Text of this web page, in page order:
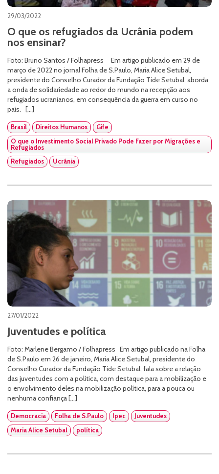
29/03/2022
O que os refugiados da Ucrânia podem
nos ensinar?
Foto: Bruno Santos / Folhapress Em artigo publicado em 29 de
março de 2022 no jornal Folha de S.Paulo, Maria Alice Setubal,
presidente do Conselho Curador da Fundação Tide Setubal, aborda
a onda de solidariedade ao redor do mundo na recepção aos
refugiados ucranianos, em consequência da guerra em curso no
país. […]
Brasil Direitos Humanos
Gife
O que o Investimento Social Privado Pode Fazer por Migrações e
Refugiados
Refugiados
Ucrânia
27/01/2022
Juventudes e política
Foto: Marlene Bergamo / Folhapress Em artigo publicado na Folha
de S.Paulo em 26 de janeiro, Maria Alice Setubal, presidente do
Conselho Curador da Fundação Tide Setubal, fala sobre a relação
das juventudes com a política, com destaque para a mobilização e
o envolvimento deles na mobilização política, para a pouca ou
nenhuma confiança […]
Democracia Folha de S.Paulo Ipec
Juventudes
Maria Alice Setubal
política